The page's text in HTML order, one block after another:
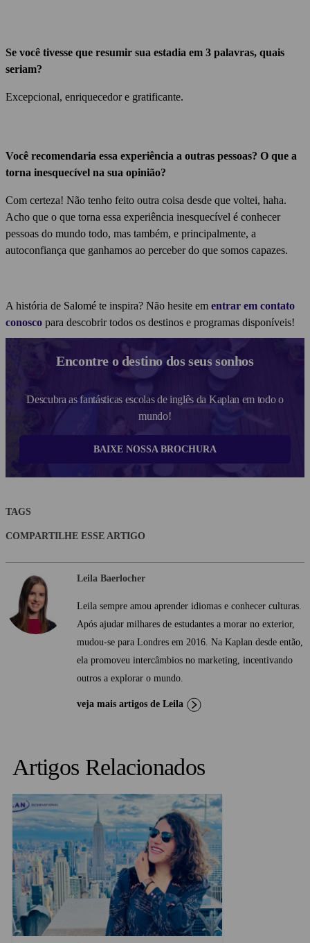
Se você tivesse que resumir sua estadia em 3 palavras, quais
seriam?
Excepcional, enriquecedor e gratificante.
Você recomendaria essa experiência a outras pessoas? O que a
torna inesquecível na sua opinião?
Com certeza! Não tenho feito outra coisa desde que voltei, haha.
Acho que o que torna essa experiência inesquecível é conhecer
pessoas do mundo todo, mas também, e principalmente, a
autoconfiança que ganhamos ao perceber do que somos capazes.
A história de Salomé te inspira? Não hesite em entrar em contato
conosco para descobrir todos os destinos e programas disponíveis!
Encontre o destino dos seus sonhos
Descubra as fantásticas escolas de inglês da Kaplan em todo o
mundo!
BAIXE NOSSA BROCHURA
TAGS
COMPARTILHE ESSE ARTIGO
Leila Baerlocher
Leila sempre amou aprender idiomas e conhecer culturas.
Após ajudar milhares de estudantes a morar no exterior,
mudou-se para Londres em 2016. Na Kaplan desde então,
ela promoveu intercâmbios no marketing, incentivando
outros a explorar o mundo.
veja mais artigos de Leila
Artigos Relacionados